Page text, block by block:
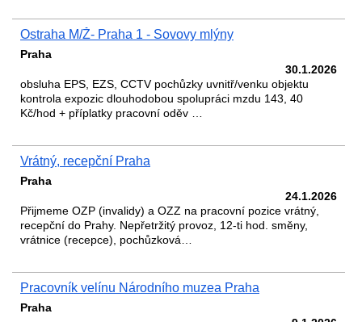
Ostraha M/Ž- Praha 1 - Sovovy mlýny
Praha
30.1.2026
obsluha EPS, EZS, CCTV pochůzky uvnitř/venku objektu
kontrola expozic dlouhodobou spolupráci mzdu 143, 40
Kč/hod + příplatky pracovní oděv …
Vrátný, recepční Praha
Praha
24.1.2026
Přijmeme OZP (invalidy) a OZZ na pracovní pozice vrátný,
recepční do Prahy. Nepřetržitý provoz, 12-ti hod. směny,
vrátnice (recepce), pochůzková…
Pracovník velínu Národního muzea Praha
Praha